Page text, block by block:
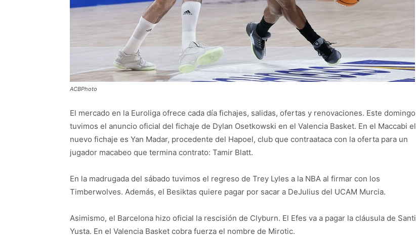
ACBPhoto
El mercado en la Euroliga ofrece cada día fichajes, salidas, ofertas y renovaciones. Este domingo
tuvimos el anuncio oficial del fichaje de Dylan Osetkowski en el Valencia Basket. En el Maccabi el
nuevo fichaje es Yan Madar, procedente del Hapoel, club que contraataca con la oferta para un
jugador macabeo que termina contrato: Tamir Blatt.
En la madrugada del sábado tuvimos el regreso de Trey Lyles a la NBA al firmar con los
Timberwolves. Además, el Besiktas quiere pagar por sacar a DeJulius del UCAM Murcia.
Asimismo, el Barcelona hizo oficial la rescisión de Clyburn. El Efes va a pagar la cláusula de Santi
Yusta. En el Valencia Basket cobra fuerza el nombre de Mirotic.